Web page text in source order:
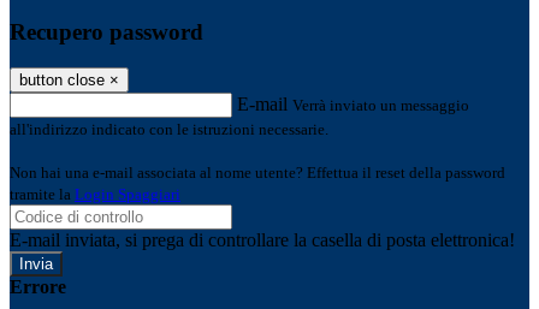
Recupero password
button close ×
E-mail Verrà inviato un messaggio
all'indirizzo indicato con le istruzioni necessarie.
Non hai una e-mail associata al nome utente? Effettua il reset della password
tramite la Login Spaggiari
E-mail inviata, si prega di controllare la casella di posta elettronica!
Errore